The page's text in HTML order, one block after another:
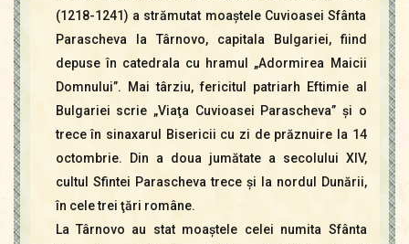
(1218-1241) a strămutat moaştele Cuvioasei Sfânta
Parascheva la Târnovo, capitala Bulgariei, fiind
depuse în catedrala cu hramul „Adormirea Maicii
Domnului”. Mai târziu, fericitul patriarh Eftimie al
Bulgariei scrie „Viaţa Cuvioasei Parascheva” şi o
trece în sinaxarul Bisericii cu zi de prăznuire la 14
octombrie. Din a doua jumătate a secolului XIV,
cultul Sfintei Parascheva trece şi la nordul Dunării,
în cele trei ţări române.
La Târnovo au stat moaştele celei numita Sfânta